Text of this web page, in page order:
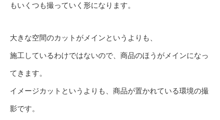
もいくつも撮っていく形になります。
大きな空間のカットがメインというよりも、
施工しているわけではないので、商品のほうがメインになっ
てきます。
イメージカットというよりも、商品が置かれている環境の撮
影です。